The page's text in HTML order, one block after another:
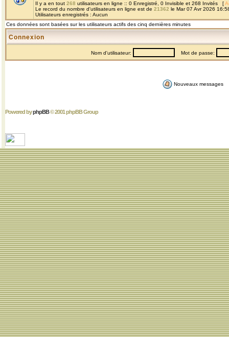
Il y a en tout 268 utilisateurs en ligne :: 0 Enregistré, 0 Invisible et 268 Invités [
Le record du nombre d'utilisateurs en ligne est de 21362 le Mar 07 Avr 2026
Utilisateurs enregistrés : Aucun
Ces données sont basées sur les utilisateurs actifs des cinq dernières minutes
Connexion
Nom d'utilisateur: Mot de passe:
Nouveaux messages
Powered byphpBB© 2001 phpBB Group